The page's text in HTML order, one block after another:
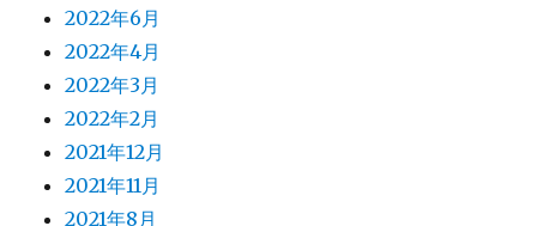
2022年6月
2022年4月
2022年3月
2022年2月
2021年12月
2021年11月
2021年8月